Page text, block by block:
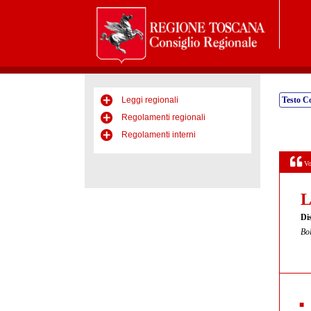
Leggi regionali
Regolamenti regionali
Regolamenti interni
Testo